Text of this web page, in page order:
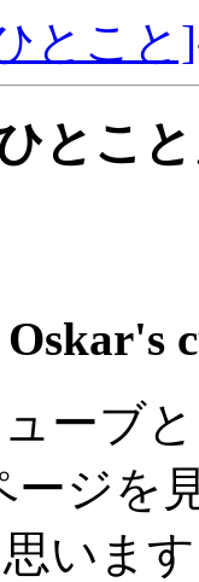
とこと]
とこ
ーブ
ージを
いま